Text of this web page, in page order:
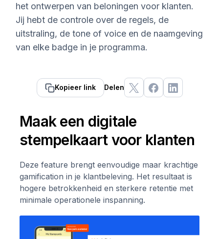
het ontwerpen van beloningen voor klanten.
Jij hebt de controle over de regels, de
uitstraling, de tone of voice en de naamgeving
van elke badge in je programma.
Kopieer link Delen
Maak een digitale
stempelkaart voor klanten
Deze feature brengt eenvoudige maar krachtige
gamification in je klantbeleving. Het resultaat is
hogere betrokkenheid en sterkere retentie met
minimale operationele inspanning.